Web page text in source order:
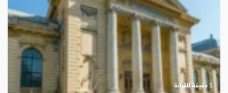
‫1 دقيقة للقراءة